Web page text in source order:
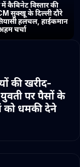
कैबिनेट विस्तार की
सुक्खू के दिल्ली दौरे
हलचल, हाईकमान
चर्चा
की खरीद-
पर पैसों के
को धमकी देने